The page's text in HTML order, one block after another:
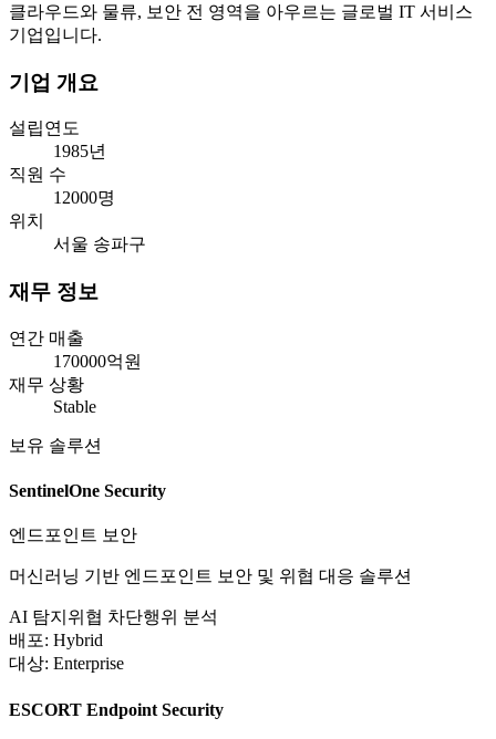
클라우드와 물류, 보안 전 영역을 아우르는 글로벌 IT 서비스
기업입니다.
기업 개요
설립연도
1985년
직원 수
12000명
위치
서울 송파구
재무 정보
연간 매출
170000억원
재무 상황
Stable
보유 솔루션
SentinelOne Security
엔드포인트 보안
머신러닝 기반 엔드포인트 보안 및 위협 대응 솔루션
AI 탐지 위협 차단행위 분석
배포: Hybrid
대상: Enterprise
ESCORT Endpoint Security